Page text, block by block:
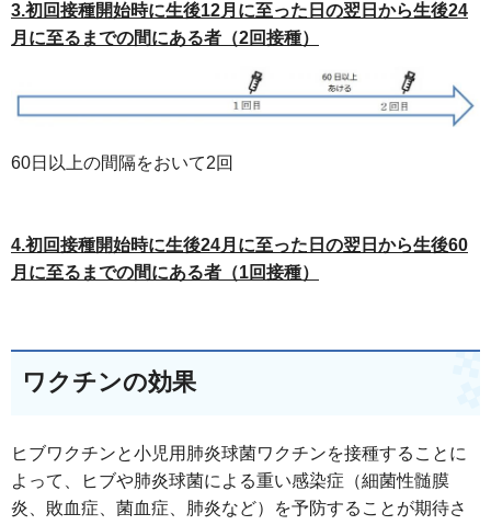
3.初回接種開始時に生後12月に至った日の翌日から生後24
月に至るまでの間にある者（2回接種）
60日以上の間隔をおいて2回
4.初回接種開始時に生後24月に至った日の翌日から生後60
月に至るまでの間にある者（1回接種）
ワクチンの効果
ヒブワクチンと小児用肺炎球菌ワクチンを接種することに
よって、ヒブや肺炎球菌による重い感染症（細菌性髄膜
炎、敗血症、菌血症、肺炎など）を予防することが期待さ